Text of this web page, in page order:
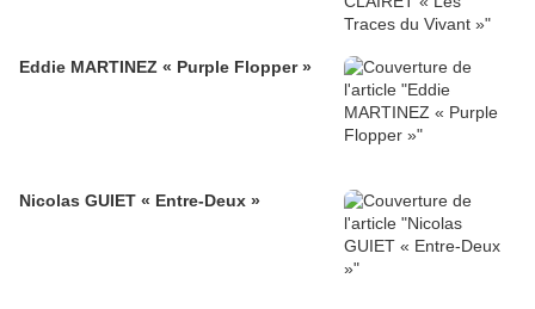
Eddie MARTINEZ « Purple Flopper »
Nicolas GUIET « Entre-Deux »